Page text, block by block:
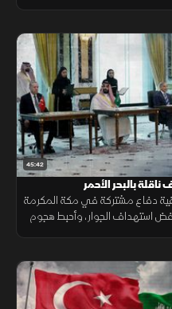
45:42
بالبحر الأحمر
دفاع مشتركة في مكة المكرمة
رفض استهداف الجوار، وأحبط هجوم